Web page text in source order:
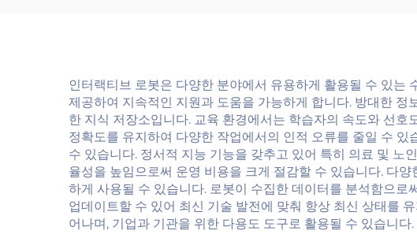
인터랙티브 로봇은 다양한 분야에서 유용하게 활용될 수 있는
제공하여 지속적인 지원과 도움을 가능하게 합니다. 방대한
한 지식 저장소입니다. 교육 환경에서는 학습자의 속도와 선
정확도를 유지하여 다양한 작업에서의 인적 오류를 줄일 수
수 있습니다. 정서적 지능 기능을 갖추고 있어 특히 의료 및 노
율성을 높임으로써 운영 비용을 크게 절감할 수 있습니다. 다
하게 사용될 수 있습니다. 로봇이 수집한 데이터를 분석함으
업데이트할 수 있어 최신 기술 발전에 맞춰 항상 최신 상태를
어나며, 기업과 기관을 위한 다용도 도구로 활용될 수 있습니다.